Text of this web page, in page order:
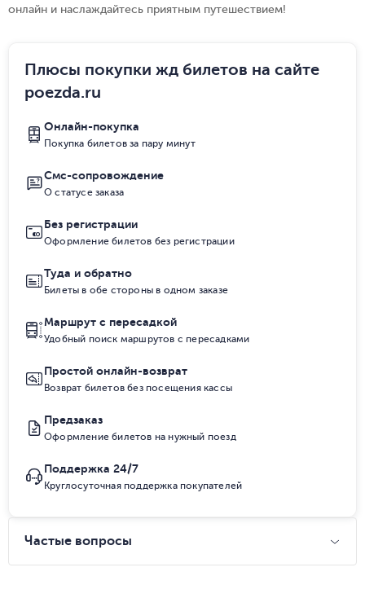
онлайн и наслаждайтесь приятным путешествием!
Плюсы покупки жд билетов на сайте
poezda.ru
Онлайн-покупка
Покупка билетов за пару минут
Смс-сопровождение
О статусе заказа
Без регистрации
Оформление билетов без регистрации
Туда и обратно
Билеты в обе стороны в одном заказе
Маршрут с пересадкой
Удобный поиск маршрутов с пересадками
Простой онлайн-возврат
Возврат билетов без посещения кассы
Предзаказ
Оформление билетов на нужный поезд
Поддержка 24/7
Круглосуточная поддержка покупателей
Частые вопросы